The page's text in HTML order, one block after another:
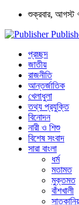
শুক্রবার, আগস্ট
প্রচ্ছদ
জাতীয়
রাজনীতি
আন্তর্জাতিক
খেলাধুলা
তথ্য প্রযুক্তি
বিনোদন
নারী ও শিশু
বিশেষ সংবাদ
সারা বাংলা
ধর্ম
মতামত
মুক্তমত
বাঁশখালী